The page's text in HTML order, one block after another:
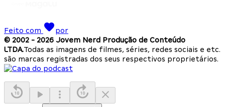
Feito com
por
© 2002 - 2026 Jovem Nerd Produção de Conteúdo
LTDA.Todas as imagens de filmes, séries, redes sociais e etc.
são marcas registradas dos seus respectivos proprietários.